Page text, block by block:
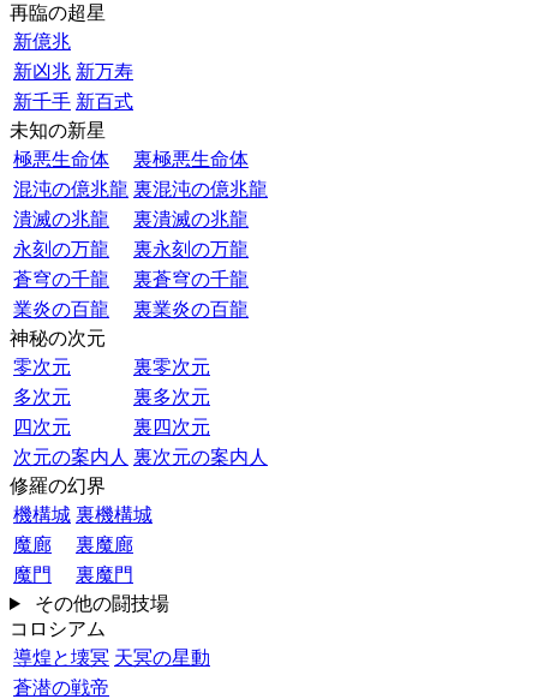
再臨の超星
新億兆
新凶兆 新万寿
新千手 新百式
未知の新星
極悪生命体
裏極悪生命体
混沌の億兆龍 裏混沌の億兆龍
潰滅の兆龍
裏潰滅の兆龍
永刻の万龍
裏永刻の万龍
蒼穹の千龍
裏蒼穹の千龍
業炎の百龍
裏業炎の百龍
神秘の次元
零次元
裏零次元
多次元
裏多次元
四次元
裏四次元
次元の案内人 裏次元の案内人
修羅の幻界
機構城 裏機構城
魔廊
裏魔廊
魔門
裏魔門
その他の闘技場
コロシアム
導煌と壊冥 天冥の星動
蒼潜の戦帝